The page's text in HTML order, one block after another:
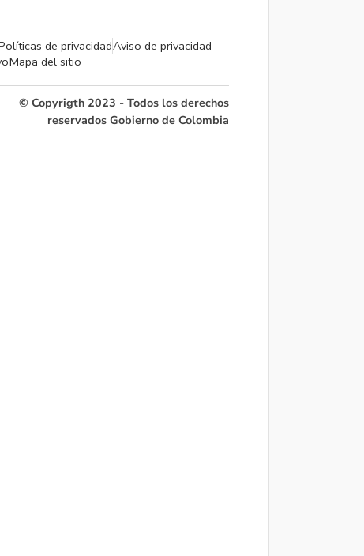
de privacidadAviso de privacidad
Mapa del sitio
© Copyrigth 2023 - Todos los derechos
reservados Gobierno de Colombia